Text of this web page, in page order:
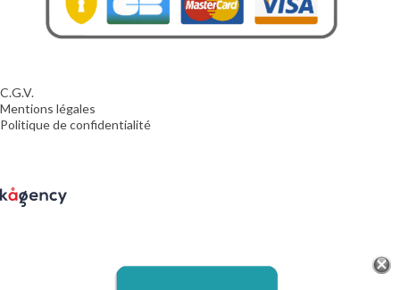
C.G.V.
Mentions légales
Politique de confidentialité